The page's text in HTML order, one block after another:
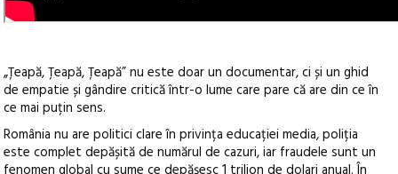
„Țeapă, Țeapă, Țeapă” nu este doar un documentar, ci și un ghid
de empatie și gândire critică într-o lume care pare că are din ce în
ce mai puțin sens.
România nu are politici clare în privința educației media, poliția
este complet depășită de numărul de cazuri, iar fraudele sunt un